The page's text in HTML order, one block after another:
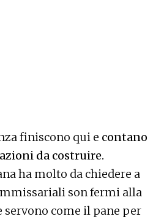
finiscono qui e contano
da costruire.
ha molto da chiedere a
son fermi alla
servono come il pane per